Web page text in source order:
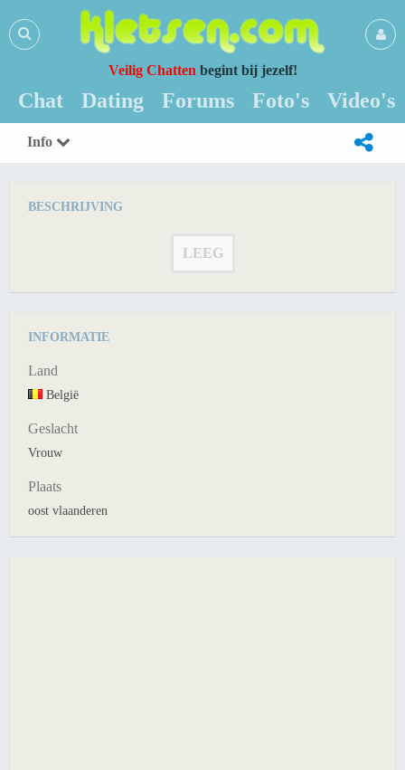
Veilig Chatten begint bij jezelf!
Chat Dating Forums Foto's Video's
Info
BESCHRIJVING
LEEG
INFORMATIE
Land
België
Geslacht
Vrouw
Plaats
oost vlaanderen